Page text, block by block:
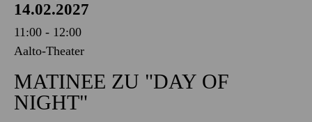
14.02.2027
11:00 - 12:00
Aalto-Theater
MATINEE ZU "DAY OF
NIGHT"